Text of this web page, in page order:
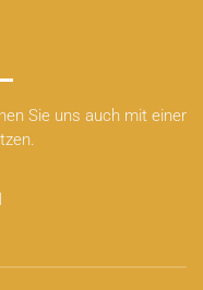
Sie uns auch mit einer